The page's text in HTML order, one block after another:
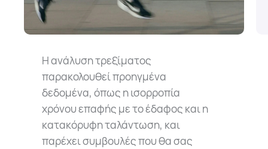
Η ανάλυση τρεξίματος
παρακολουθεί προηγμένα
δεδομένα, όπως η ισορροπία
χρόνου επαφής με το έδαφος και η
κατακόρυφη ταλάντωση, και
παρέχει συμβουλές που θα σας